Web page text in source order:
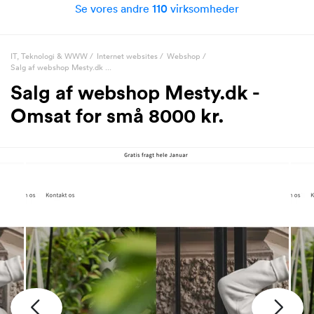
Se vores andre 110 virksomheder
IT, Teknologi & WWW/ Internet websites/ Webshop /
Salg af webshop Mesty.dk ...
Salg af webshop Mesty.dk -
Omsat for små 8000 kr.